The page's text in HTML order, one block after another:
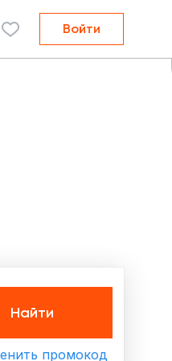
Войти
Найти
промокод